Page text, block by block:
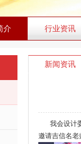
介 行业资讯
新闻资讯
我会设计
邀请吉信名